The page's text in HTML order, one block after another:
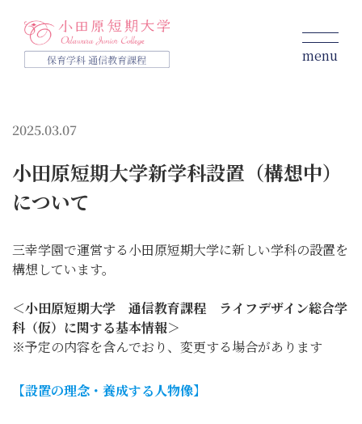
menu
学びの特徴
コース
学費・サポート
大学について
説明会
お知らせ
在学生・卒業生の方へ
2025.03.07
小田原短期大学新学科設置（構想中）
について
三幸学園で運営する小田原短期大学に新しい学科の設置を
構想しています。
＜小田原短期大学 通信教育課程 ライフデザイン総合学
科（仮）に関する基本情報＞
※予定の内容を含んでおり、変更する場合があります
【設置の理念・養成する人物像】